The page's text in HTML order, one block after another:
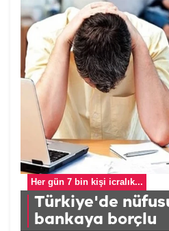
Her gün 7 bin kişi icralık...
Türkiye'de
bankaya borçlu